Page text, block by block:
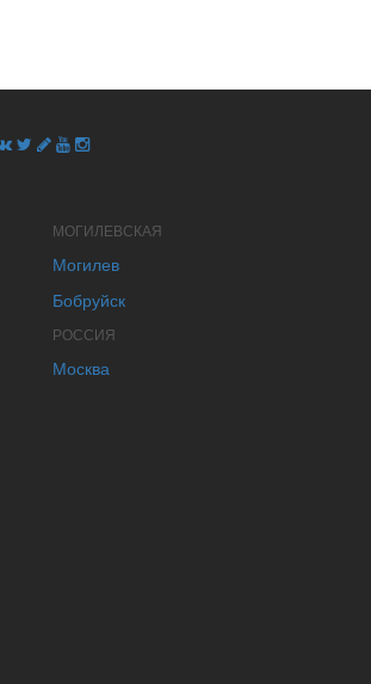
МОГИЛЕВСКАЯ
Могилев
Бобруйск
РОССИЯ
Москва